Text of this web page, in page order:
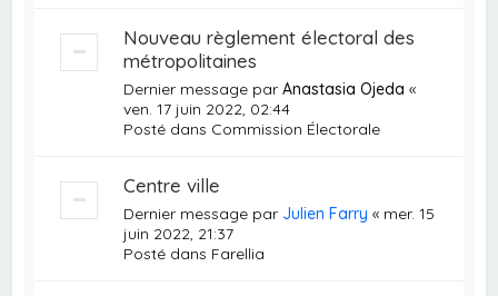
Nouveau règlement électoral des
métropolitaines
Dernier message parAnastasia Ojeda «
ven. 17 juin 2022, 02:44
Posté dans Commission Électorale
Centre ville
Dernier message par Julien Farry « mer. 15
juin 2022, 21:37
Posté dans Farellia